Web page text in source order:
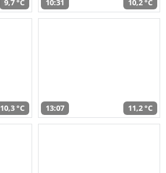
9,7 °C 10:31 10,2 °C
10,3 °C 13:07 11,2 °C